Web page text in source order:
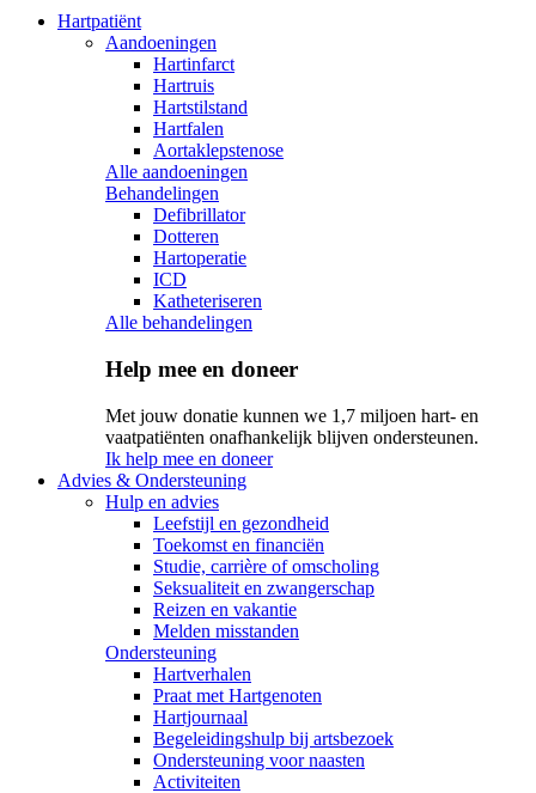
Hartpatiënt
Aandoeningen
Hartinfarct
Hartruis
Hartstilstand
Hartfalen
Aortaklepstenose
Alle aandoeningen
Behandelingen
Defibrillator
Dotteren
Hartoperatie
ICD
Katheteriseren
Alle behandelingen
Help mee en doneer
Met jouw donatie kunnen we 1,7 miljoen hart- en
vaatpatiënten onafhankelijk blijven ondersteunen.
Ik help mee en doneer
Advies & Ondersteuning
Hulp en advies
Leefstijl en gezondheid
Toekomst en financiën
Studie, carrière of omscholing
Seksualiteit en zwangerschap
Reizen en vakantie
Melden misstanden
Ondersteuning
Hartverhalen
Praat met Hartgenoten
Hartjournaal
Begeleidingshulp bij artsbezoek
Ondersteuning voor naasten
Activiteiten